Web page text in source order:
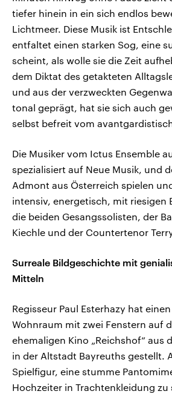
tiefer hinein in ein sich endlos
Lichtmeer. Diese Musik ist
entfaltet einen starken Sog, eine
scheint, als wolle sie die Zeit
dem Diktat des getakteten
und aus der verzweckten
tonal geprägt, hat sie sich auch
selbst befreit vom
Die Musiker vom Ictus Ensemble
spezialisiert auf Neue Musik, und
Admont aus Österreich spielen
intensiv, energetisch, mit riesigen
die beiden Gesangssolisten, der
Kiechle und der Countertenor
Surreale Bildgeschichte mit
Mitteln
Regisseur Paul Esterhazy hat
Wohnraum mit zwei Fenstern auf
ehemaligen Kino „Reichshof“ aus
in der Altstadt Bayreuths gestellt.
Spielfigur, eine stumme
Hochzeiter in Trachtenkleidung zu